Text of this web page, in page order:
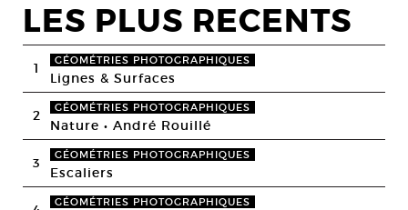
LES PLUS RECENTS
1 GÉOMÉTRIES PHOTOGRAPHIQUES
Lignes & Surfaces
2 GÉOMÉTRIES PHOTOGRAPHIQUES
Nature • André Rouillé
3 GÉOMÉTRIES PHOTOGRAPHIQUES
Escaliers
GÉOMÉTRIES PHOTOGRAPHIQUES